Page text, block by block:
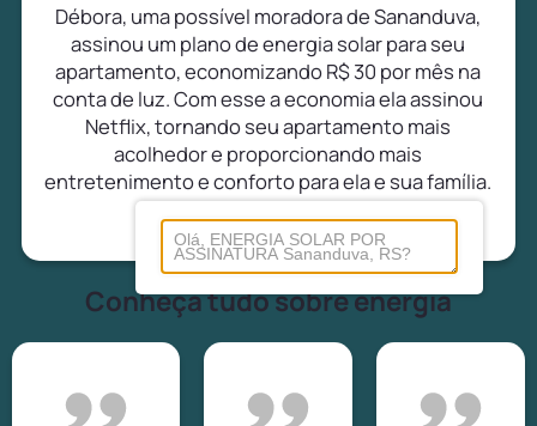
Débora, uma possível moradora de Sananduva,
assinou um plano de energia solar para seu
apartamento, economizando R$ 30 por mês na
conta de luz. Com esse a economia ela assinou
Netflix, tornando seu apartamento mais
acolhedor e proporcionando mais
entretenimento e conforto para ela e sua família.
Conheça tudo sobre energia